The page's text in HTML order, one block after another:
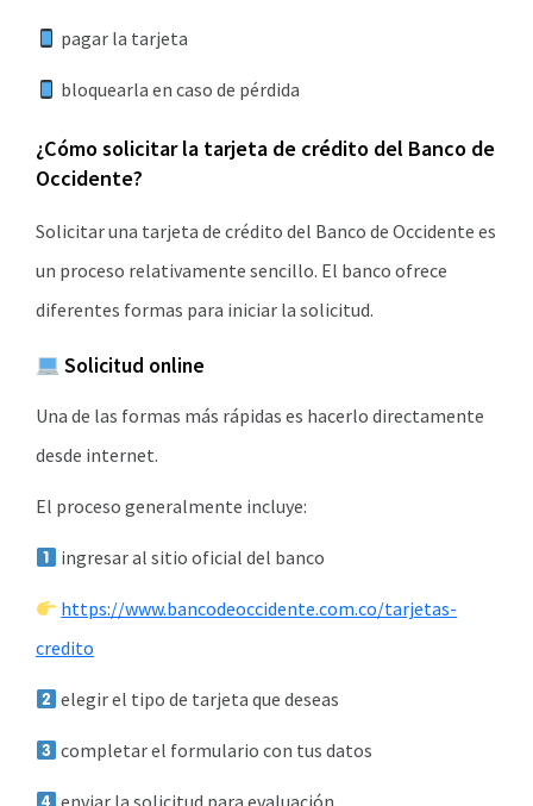
pagar la tarjeta
bloquearla en caso de pérdida
¿Cómo solicitar la tarjeta de crédito del Banco de
Occidente?
Solicitar una tarjeta de crédito del Banco de Occidente es
un proceso relativamente sencillo. El banco ofrece
diferentes formas para iniciar la solicitud.
Solicitud online
Una de las formas más rápidas es hacerlo directamente
desde internet.
El proceso generalmente incluye:
ingresar al sitio oficial del banco
https://www.bancodeoccidente.com.co/tarjetas-
credito
elegir el tipo de tarjeta que deseas
completar el formulario con tus datos
enviar la solicitud para evaluación